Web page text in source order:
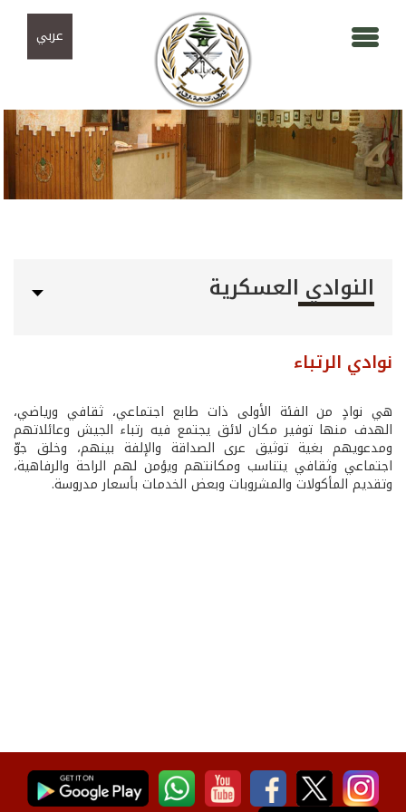
عربي
النوادي العسكرية
نوادي الرتباء
هي نوادٍ من الفئة الأولى ذات طابع اجتماعي، ثقافي ورياضي،
الهدف منها توفير مكان لائق يجتمع فيه رتباء الجيش وعائلاتهم
ومدعويهم بغية توثيق عرى الصداقة والإلفة بينهم، وخلق جوّ
اجتماعي وثقافي يتناسب ومكانتهم ويؤمن لهم الراحة والرفاهية،
وتقديم المأكولات والمشروبات وبعض الخدمات بأسعار مدروسة.